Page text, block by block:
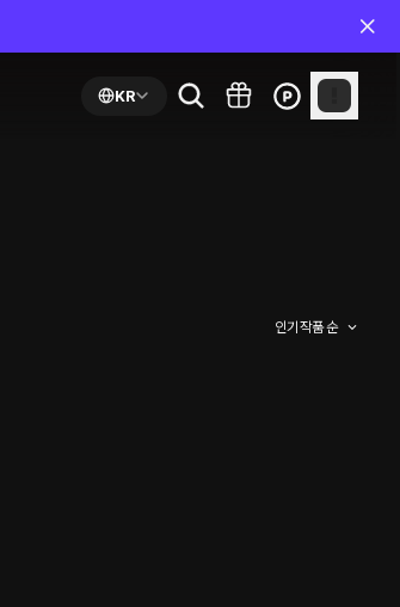
KR
인기 작품 순